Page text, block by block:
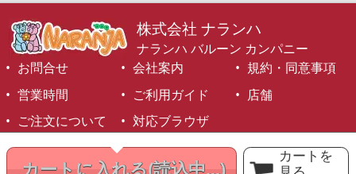
カートに入れる(読込中...)
カートを
株式会社 ナランハ
ナランハ バルーン カンパニー
お問合せ
会社案内
規約・同意事項
営業時間
ご利用ガイド
店舗
ご注文について
対応ブラウザ
©1999-2026 NARANJA Inc. All Rights Reserved.